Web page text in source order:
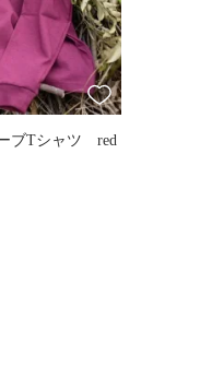
ブTシャツ red